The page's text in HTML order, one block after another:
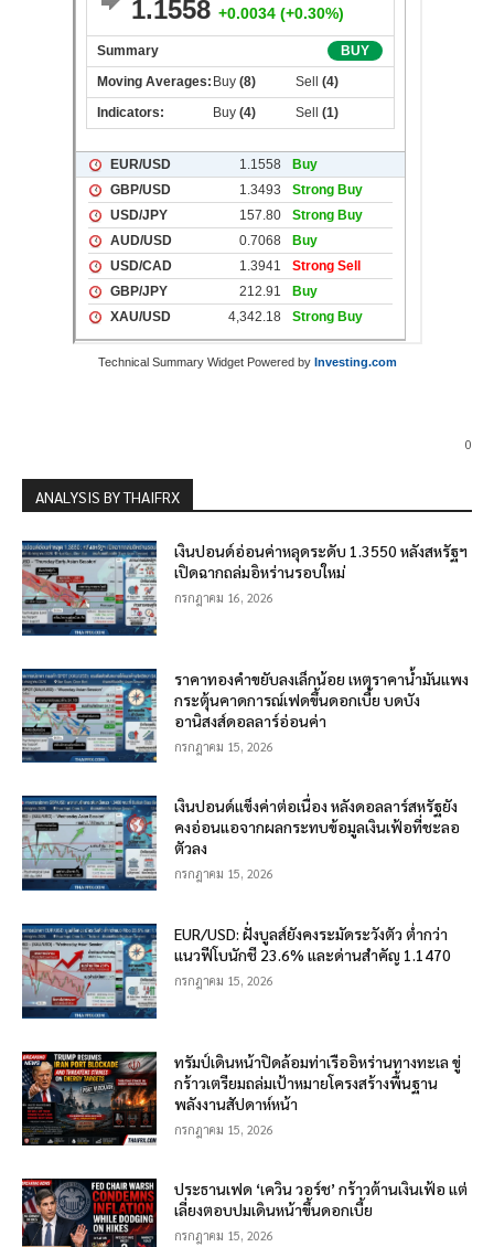
Technical Summary Widget Powered by Investing.com
0
ANALYSIS BY THAIFRX
เงินปอนด์อ่อนค่าหลุดระดับ 1.3550 หลังสหรัฐฯ
เปิดฉากถล่มอิหร่านรอบใหม่
กรกฎาคม 16, 2026
ราคาทองคำขยับลงเล็กน้อย เหตุราคาน้ำมันแพง
กระตุ้นคาดการณ์เฟดขึ้นดอกเบี้ย บดบัง
อานิสงส์ดอลลาร์อ่อนค่า
กรกฎาคม 15, 2026
เงินปอนด์แข็งค่าต่อเนื่อง หลังดอลลาร์สหรัฐยัง
คงอ่อนแอจากผลกระทบข้อมูลเงินเฟ้อที่ชะลอ
ตัวลง
กรกฎาคม 15, 2026
EUR/USD: ฝั่งบูลส์ยังคงระมัดระวังตัว ต่ำกว่า
แนวฟีโบนักชี 23.6% และด่านสำคัญ 1.1470
กรกฎาคม 15, 2026
ทรัมป์เดินหน้าปิดล้อมท่าเรืออิหร่านทางทะเล ขู่
กร้าวเตรียมถล่มเป้าหมายโครงสร้างพื้นฐาน
พลังงานสัปดาห์หน้า
กรกฎาคม 15, 2026
ประธานเฟด ‘เควิน วอร์ช’ กร้าวต้านเงินเฟ้อ แต่
เลี่ยงตอบปมเดินหน้าขึ้นดอกเบี้ย
กรกฎาคม 15, 2026